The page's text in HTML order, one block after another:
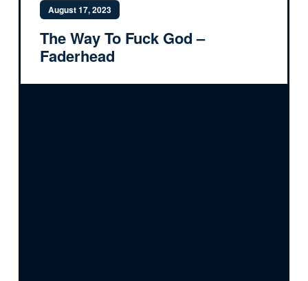
August 17, 2023
The Way To Fuck God –
Faderhead